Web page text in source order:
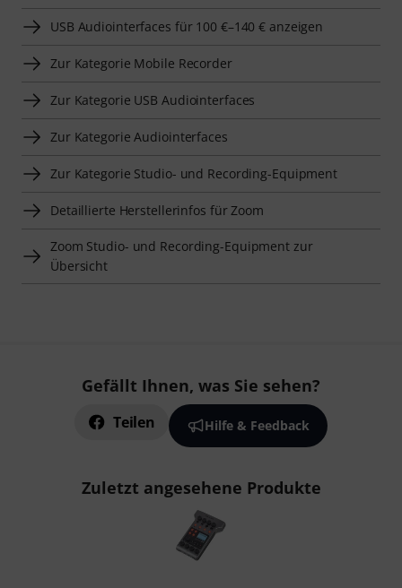
USB Audiointerfaces für 100 €–140 € anzeigen
Zur Kategorie Mobile Recorder
Zur Kategorie USB Audiointerfaces
Zur Kategorie Audiointerfaces
Zur Kategorie Studio- und Recording-Equipment
Detaillierte Herstellerinfos für Zoom
Zoom Studio- und Recording-Equipment zur
Übersicht
Gefällt Ihnen, was Sie sehen?
Teilen Hilfe & Feedback
Zuletzt angesehene Produkte